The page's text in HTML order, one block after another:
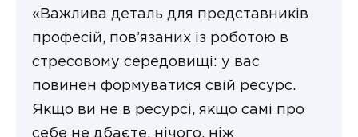
«Важлива деталь для представників
професій, пов’язаних із роботою в
стресовому середовищі: у вас
повинен формуватися свій ресурс.
Якщо ви не в ресурсі, якщо самі про
себе не дбаєте, нічого, ніж